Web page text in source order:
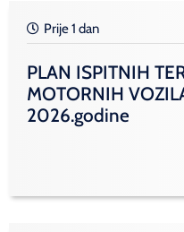
Prije 1 dan
PLAN ISPITNIH
MOTORNIH
2026.godine